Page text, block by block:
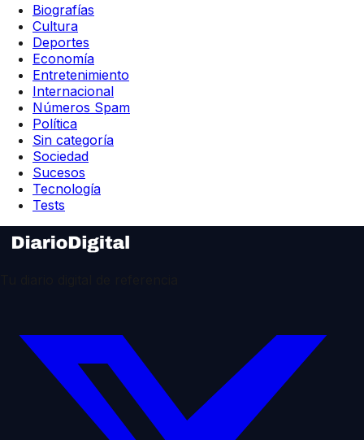
Biografías
Cultura
Deportes
Economía
Entretenimiento
Internacional
Números Spam
Política
Sin categoría
Sociedad
Sucesos
Tecnología
Tests